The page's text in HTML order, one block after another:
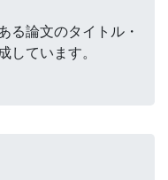
る論文のタイトル・
しています。